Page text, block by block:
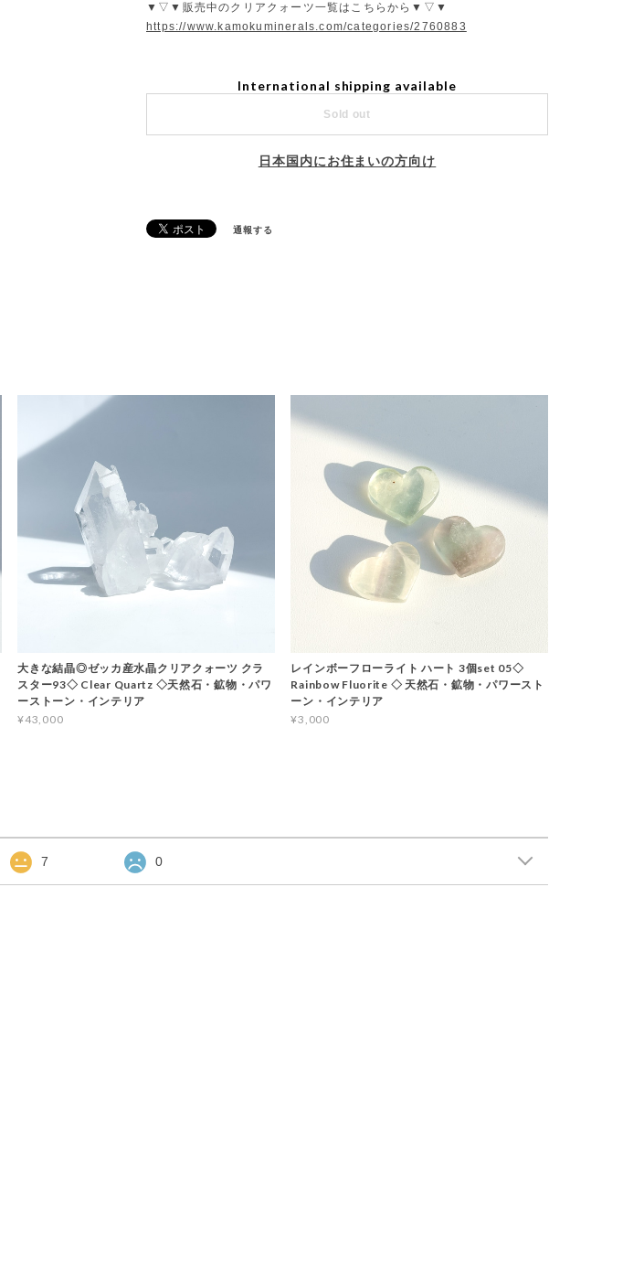
▼▽▼販売中のクリアクォーツ一覧はこちらから▼▽▼
https://www.kamokuminerals.com/categories/2760883
International shipping available
Sold out
日本国内にお住まいの方向け
通報する
大きな結晶◎ゼッカ産水晶クリアクォーツ クラ
スター93◇ Clear Quartz ◇天然石・鉱物・パワ
ーストーン・インテリア
¥43,000
レインボーフローライト ハート 3個set 05◇
Rainbow Fluorite ◇ 天然石・鉱物・パワースト
ーン・インテリア
¥3,000
7 0